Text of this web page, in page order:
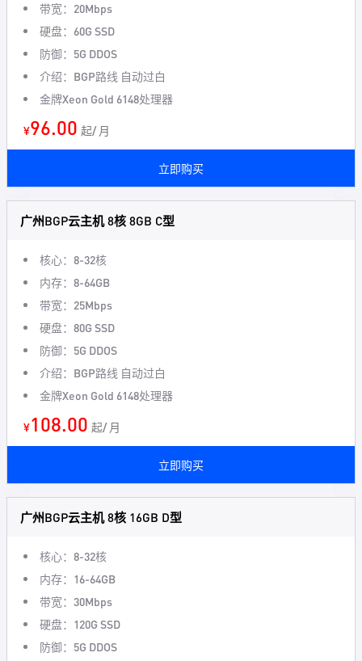
带宽：20Mbps
硬盘：60G SSD
防御：5G DDOS
介绍：BGP路线 自动过白
金牌Xeon Gold 6148处理器
¥96.00 起/ 月
立即购买
广州BGP云主机 8核 8GB C型
核心：8-32核
内存：8-64GB
带宽：25Mbps
硬盘：80G SSD
防御：5G DDOS
介绍：BGP路线 自动过白
金牌Xeon Gold 6148处理器
¥108.00 起/ 月
立即购买
广州BGP云主机 8核 16GB D型
核心：8-32核
内存：16-64GB
带宽：30Mbps
硬盘：120G SSD
防御：5G DDOS